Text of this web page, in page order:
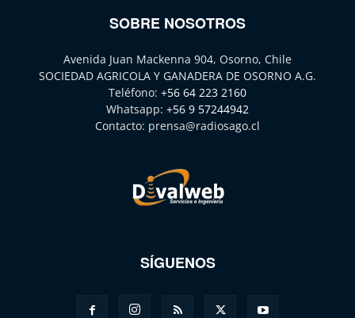
SOBRE NOSOTROS
Avenida Juan Mackenna 904, Osorno, Chile
SOCIEDAD AGRICOLA Y GANADERA DE OSORNO A.G.
Teléfono: +56 64 223 2160
Whatsapp: +56 9 57244942
Contacto: prensa@radiosago.cl
SÍGUENOS